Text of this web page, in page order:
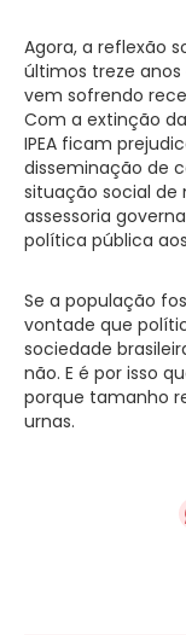
Agora, a reflexão
últimos treze
vem sofrendo
Com a extinção
IPEA ficam
disseminação de
situação social de
assessoria
política pública
Se a população
vontade que
sociedade
não. E é por isso
porque tamanho
urnas.